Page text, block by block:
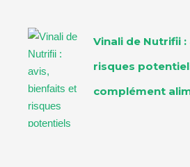
Vinali de Nutrifii
risques
complément